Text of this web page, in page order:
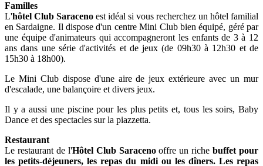
Familles
L'hôtel Club Saraceno est idéal si vous recherchez un hôtel familial
en Sardaigne. Il dispose d'un centre Mini Club bien équipé, géré par
une équipe d'animateurs qui accompagneront les enfants de 3 à 12
ans dans une série d'activités et de jeux (de 09h30 à 12h30 et de
15h30 à 18h00).
Le Mini Club dispose d'une aire de jeux extérieure avec un mur
d'escalade, une balançoire et divers jeux.
Il y a aussi une piscine pour les plus petits et, tous les soirs, Baby
Dance et des spectacles sur la piazzetta.
Restaurant
Le restaurant de l'Hôtel Club Saracenooffre un richebuffet pour
les petits-déjeuners, les repas du midi ou les dîners. Les repas